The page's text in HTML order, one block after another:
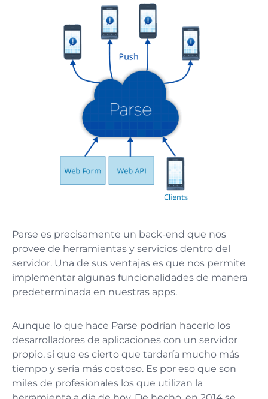
Parse es precisamente un back-end que nos
provee de herramientas y servicios dentro del
servidor. Una de sus ventajas es que nos permite
implementar algunas funcionalidades de manera
predeterminada en nuestras apps.
Aunque lo que hace Parse podrían hacerlo los
desarrolladores de aplicaciones con un servidor
propio, si que es cierto que tardaría mucho más
tiempo y sería más costoso. Es por eso que son
miles de profesionales los que utilizan la